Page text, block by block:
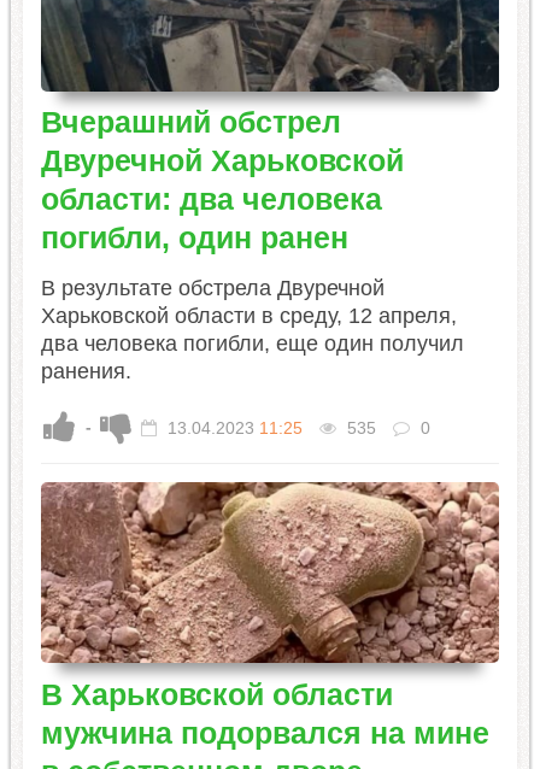
Вчерашний обстрел
Двуречной Харьковской
области: два человека
погибли, один ранен
​В результате обстрела Двуречной
Харьковской области в среду, 12 апреля,
два человека погибли, еще один получил
ранения.
- 13.04.2023 11:25 535 0
В Харьковской области
мужчина подорвался на мине